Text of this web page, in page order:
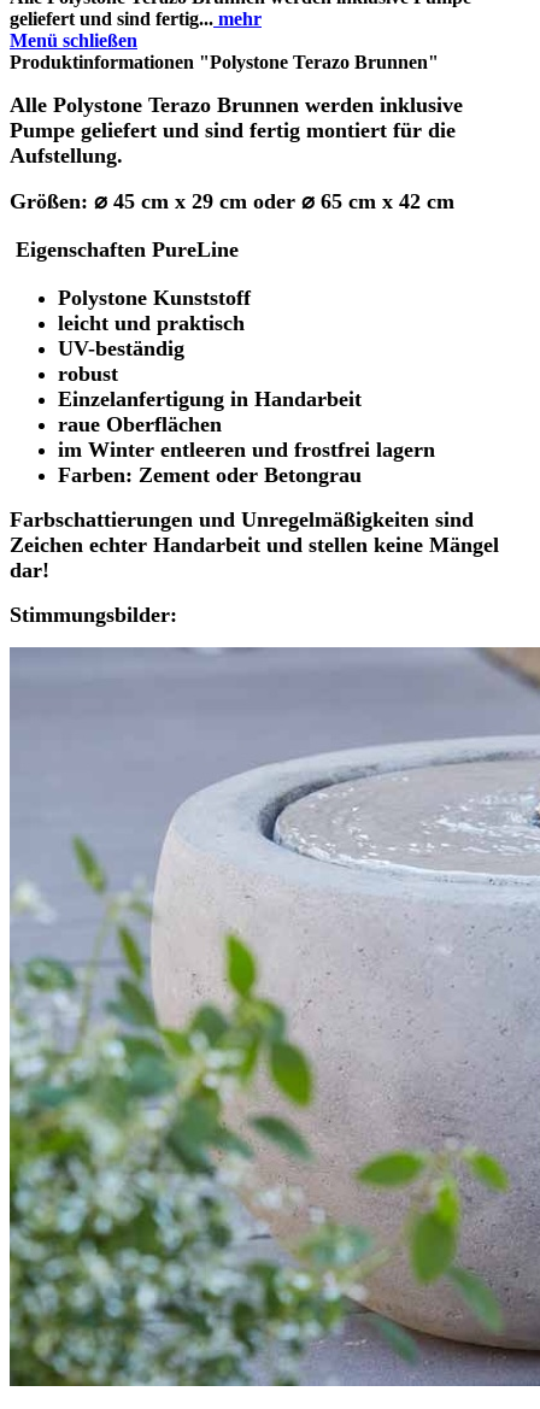
geliefert und sind fertig... mehr
Menü schließen
Produktinformationen "Polystone Terazo Brunnen"
Alle Polystone Terazo Brunnen werden inklusive
Pumpe geliefert und sind fertig montiert für die
Aufstellung.
Größen: ⌀ 45 cm x 29 cm oder ⌀ 65 cm x 42 cm
Eigenschaften PureLine
Polystone Kunststoff
leicht und praktisch
UV-beständig
robust
Einzelanfertigung in Handarbeit
raue Oberflächen
im Winter entleeren und frostfrei lagern
Farben: Zement oder Betongrau
Farbschattierungen und Unregelmäßigkeiten sind
Zeichen echter Handarbeit und stellen keine Mängel
dar!
Stimmungsbilder: